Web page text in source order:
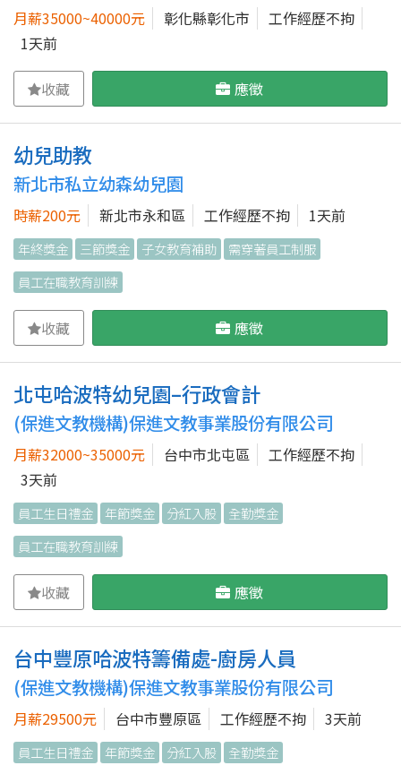
月薪35000~40000元 彰化縣彰化市
工作經歷不拘
1天前
收藏 應徵
幼兒助教
新北市私立幼森幼兒園
時薪200元 新北市永和區 工作經歷不拘 1天前
年終獎金 三節獎金 子女教育補助
需穿著員工制服
員工在職教育訓練
收藏 應徵
北屯哈波特幼兒園–行政會計
(保進文教機構)保進文教事業股份有限公司
月薪32000~35000元 台中市北屯區
工作經歷不拘
3天前
員工生日禮金 年節獎金 分紅入股
全勤獎金
員工在職教育訓練
收藏 應徵
台中豐原哈波特籌備處-廚房人員
(保進文教機構)保進文教事業股份有限公司
月薪29500元 台中市豐原區 工作經歷不拘 3天前
員工生日禮金 年節獎金 分紅入股
全勤獎金